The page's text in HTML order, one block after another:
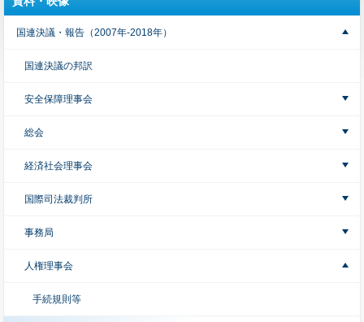
国連決議・報告（2007年-2018年）
国連決議の邦訳
安全保障理事会
総会
経済社会理事会
国際司法裁判所
事務局
人権理事会
手続規則等